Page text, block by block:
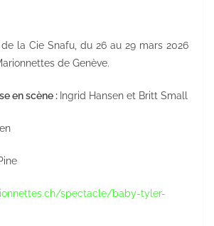
, de la Cie Snafu, du 26 au 29 mars 2026
de Genève.
en scène : Ingrid Hansen et Britt Small
spectacle/baby-tyler-